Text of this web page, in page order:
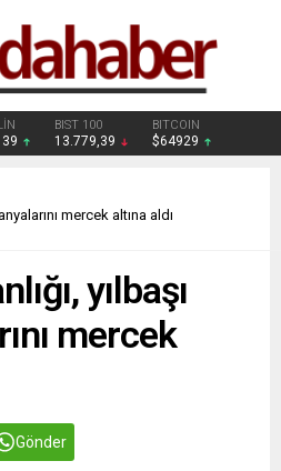
BIST 100
13.779,39
BITCOIN
$64929
mercek altına aldı
yılbaşı
mercek
Gönder